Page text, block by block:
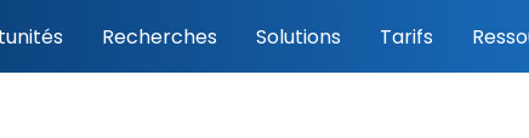
Recherches Solutions Tarifs